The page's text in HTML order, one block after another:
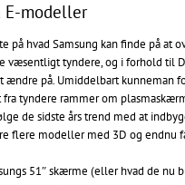
E-modeller
hvad Samsung kan finde på at
væsentligt tyndere, og i forhold til
på. Umiddelbart kunneman
tyndere rammer om
de sidste års trend med at
flere modeller med 3D og endnu
51″ skærme (eller hvad de nu